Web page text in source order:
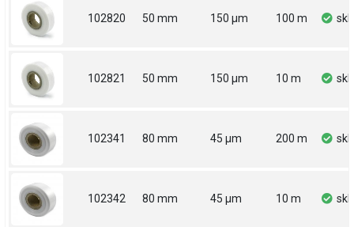
102820 50 mm 150 µm 100 m
102821 50 mm 150 µm 10 m
102341 80 mm 45 µm 200 m
102342 80 mm 45 µm 10 m